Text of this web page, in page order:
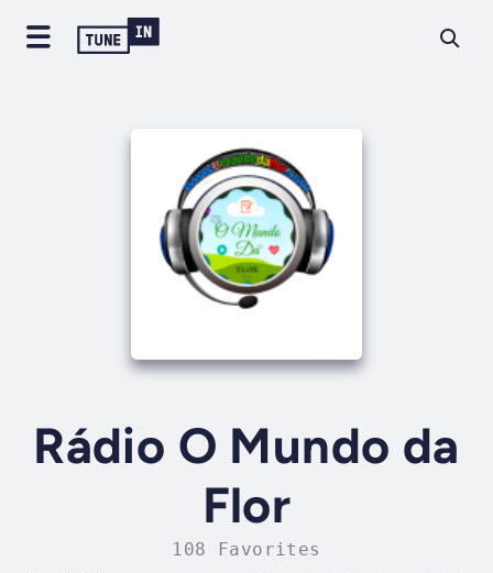
Rádio O Mundo da
Flor
108 Favorites